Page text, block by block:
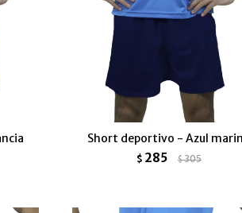
Short deportivo - Azul
$ 285 $305